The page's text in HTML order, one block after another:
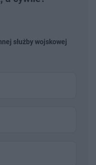
służby wojskowej